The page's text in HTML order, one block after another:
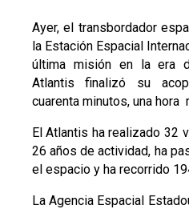
Ayer, el transbordador
la Estación Espacial
última misión en la era
Atlantis finalizó su
cuarenta minutos, una hora
El Atlantis ha realizado 32
26 años de actividad, ha
el espacio y ha recorrido
La Agencia Espacial